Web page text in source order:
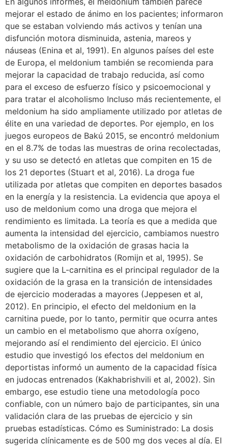
mejorar el estado de ánimo en los pacientes; informaron
que se estaban volviendo más activos y tenían una
disfunción motora disminuida, astenia, mareos y
náuseas (Enina et al, 1991). En algunos países del este
de Europa, el meldonium también se recomienda para
mejorar la capacidad de trabajo reducida, así como
para el exceso de esfuerzo físico y psicoemocional y
para tratar el alcoholismo Incluso más recientemente, el
meldonium ha sido ampliamente utilizado por atletas de
élite en una variedad de deportes. Por ejemplo, en los
juegos europeos de Bakú 2015, se encontró meldonium
en el 8.7% de todas las muestras de orina recolectadas,
y su uso se detectó en atletas que compiten en 15 de
los 21 deportes (Stuart et al, 2016). La droga fue
utilizada por atletas que compiten en deportes basados
en la energía y la resistencia. La evidencia que apoya el
uso de meldonium como una droga que mejora el
rendimiento es limitada. La teoría es que a medida que
aumenta la intensidad del ejercicio, cambiamos nuestro
metabolismo de la oxidación de grasas hacia la
oxidación de carbohidratos (Romijn et al, 1995). Se
sugiere que la L-carnitina es el principal regulador de la
oxidación de la grasa en la transición de intensidades
de ejercicio moderadas a mayores (Jeppesen et al,
2012). En principio, el efecto del meldonium en la
carnitina puede, por lo tanto, permitir que ocurra antes
un cambio en el metabolismo que ahorra oxígeno,
mejorando así el rendimiento del ejercicio. El único
estudio que investigó los efectos del meldonium en
deportistas informó un aumento de la capacidad física
en judocas entrenados (Kakhabrishvili et al, 2002). Sin
embargo, ese estudio tiene una metodología poco
confiable, con un número bajo de participantes, sin una
validación clara de las pruebas de ejercicio y sin
pruebas estadísticas. Cómo es Suministrado: La dosis
sugerida clínicamente es de 500 mg dos veces al día. El